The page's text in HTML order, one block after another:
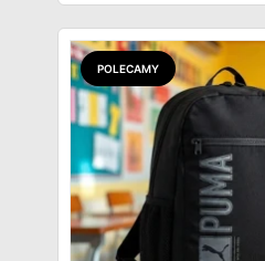
najszybciej rosnący sport
lawinowo, a chętnych
dokładnie dostajemy za
faktycznie wystarczy.
POLECAMY